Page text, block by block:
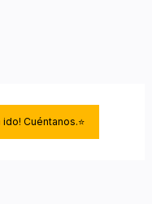
Cuéntanos.⭐